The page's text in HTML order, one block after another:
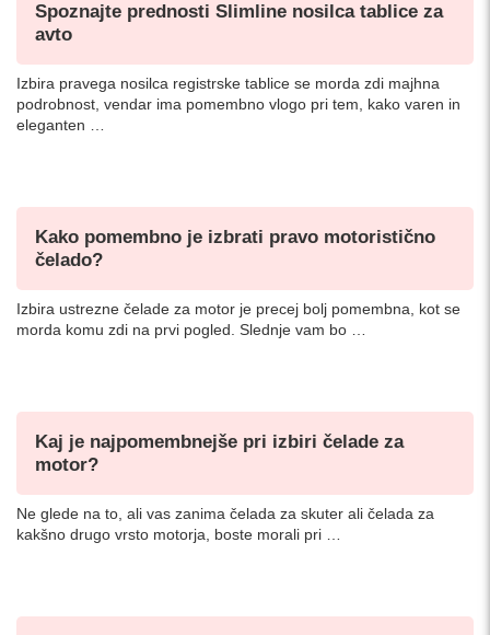
Spoznajte prednosti Slimline nosilca tablice za
avto
Izbira pravega nosilca registrske tablice se morda zdi majhna
podrobnost, vendar ima pomembno vlogo pri tem, kako varen in
eleganten …
Kako pomembno je izbrati pravo motoristično
čelado?
Izbira ustrezne čelade za motor je precej bolj pomembna, kot se
morda komu zdi na prvi pogled. Slednje vam bo …
Kaj je najpomembnejše pri izbiri čelade za
motor?
Ne glede na to, ali vas zanima čelada za skuter ali čelada za
kakšno drugo vrsto motorja, boste morali pri …